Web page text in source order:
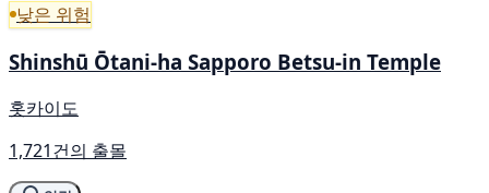
낮은 위험
Shinshū Ōtani-ha Sapporo Betsu-in Temple
홋카이도
1,721건의 출몰